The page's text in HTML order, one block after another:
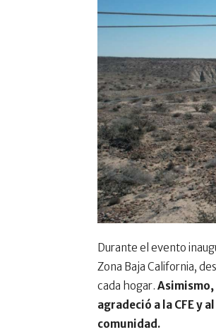
Durante el evento
Zona Baja California,
cada hogar. Asimismo,
agradeció a la CFE y
comunidad.